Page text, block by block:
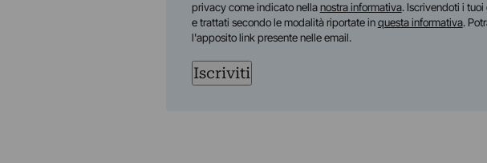
privacy come indicato nellanostra informativa. Iscrivendoti i
e trattati secondo le modalità riportate inquesta informativa.
l'apposito link presente nelle email.
Iscriviti